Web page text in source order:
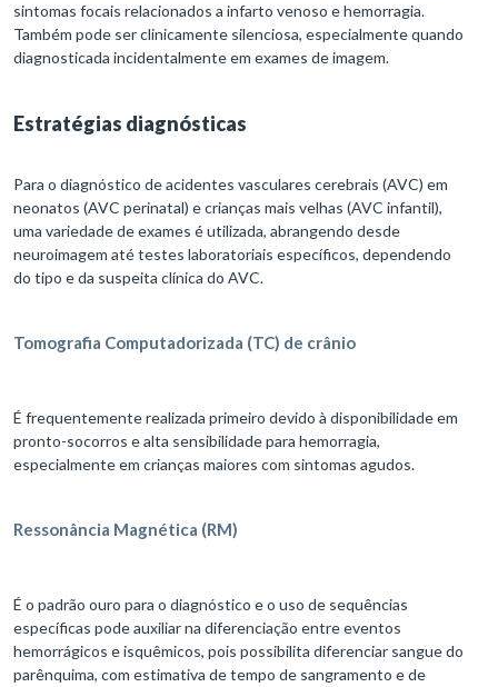
sintomas focais relacionados a infarto venoso e hemorragia.
Também pode ser clinicamente silenciosa, especialmente quando
diagnosticada incidentalmente em exames de imagem.
Estratégias diagnósticas
Para o diagnóstico de acidentes vasculares cerebrais (AVC) em
neonatos (AVC perinatal) e crianças mais velhas (AVC infantil),
uma variedade de exames é utilizada, abrangendo desde
neuroimagem até testes laboratoriais específicos, dependendo
do tipo e da suspeita clínica do AVC.
Tomografia Computadorizada (TC) de crânio
É frequentemente realizada primeiro devido à disponibilidade em
pronto-socorros e alta sensibilidade para hemorragia,
especialmente em crianças maiores com sintomas agudos.
Ressonância Magnética (RM)
É o padrão ouro para o diagnóstico e o uso de sequências
específicas pode auxiliar na diferenciação entre eventos
hemorrágicos e isquêmicos, pois possibilita diferenciar sangue do
parênquima, com estimativa de tempo de sangramento e de